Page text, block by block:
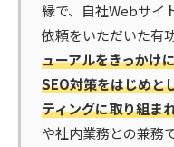
縁で、自社Webサイ
依頼をいただいた有
ューアルをきっかけ
SEO対策をはじめと
ティングに取り組ま
や社内業務との兼務